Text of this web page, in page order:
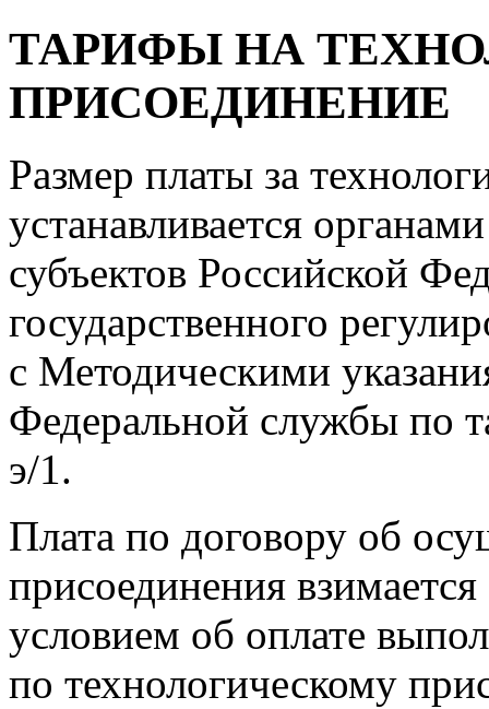
ТАРИФЫ НА
ПРИСОЕДИНЕНИЕ
Размер платы за
устанавливается
субъектов Российской
государственного
с Методическими
Федеральной службы по
э/1.
Плата по договору об
присоединения
условием об оплате
по технологическому